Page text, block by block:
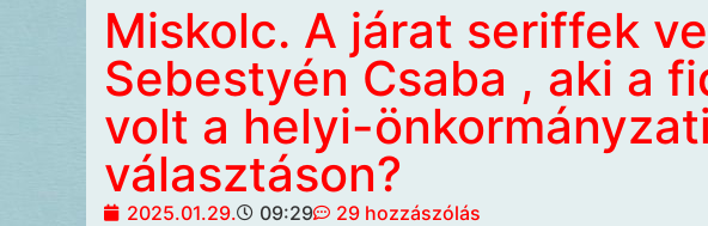
Miskolc. A járat seriffek
Sebestyén Csaba , aki a
volt a helyi-önkormányzati
választáson?
2025.01.29. 09:29 29 hozzászólás